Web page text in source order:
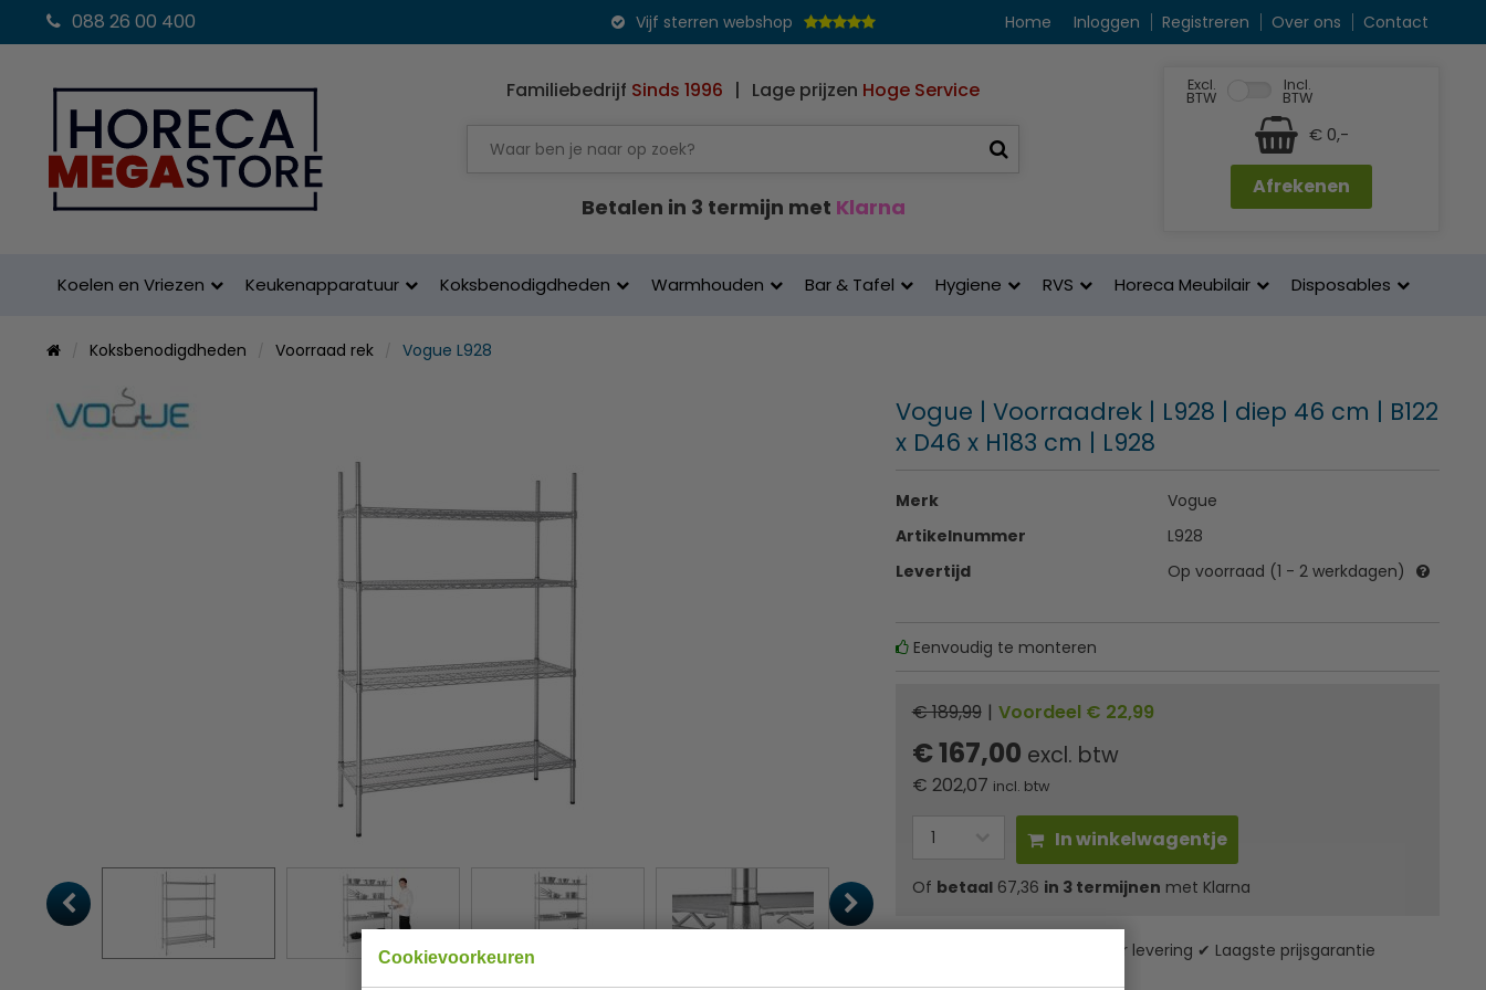
Cookievoorkeuren
088 26 00 400 Vijf sterren webshop Home Inloggen Registreren Over ons Contact
Familiebedrijf Sinds 1996 | Lage prijzen Hoge Service
Betalen in 3 termijn met Klarna
Excl.
BTW
Incl.
BTW
€ 0,-
Afrekenen
Koelen en Vriezen Keukenapparatuur Koksbenodigdheden Warmhouden Bar & Tafel Hygiene RVS Horeca Meubilair Disposables
Koksbenodigdheden Voorraad rek Vogue L928
Vogue | Voorraadrek | L928 | diep 46 cm | B122
x D46 x H183 cm | L928
Merk
Vogue
Artikelnummer
L928
Levertijd
Op voorraad (1 - 2 werkdagen)
Eenvoudig te monteren
€ 189,99 | Voordeel € 22,99
€ 167,00 excl. btw
€ 202,07 incl. btw
In winkelwagentje
Of betaal67,36 in 3 termijnen met Klarna
✔ Gratis verzending* ✔ 24 uur levering ✔ Laagste prijsgarantie